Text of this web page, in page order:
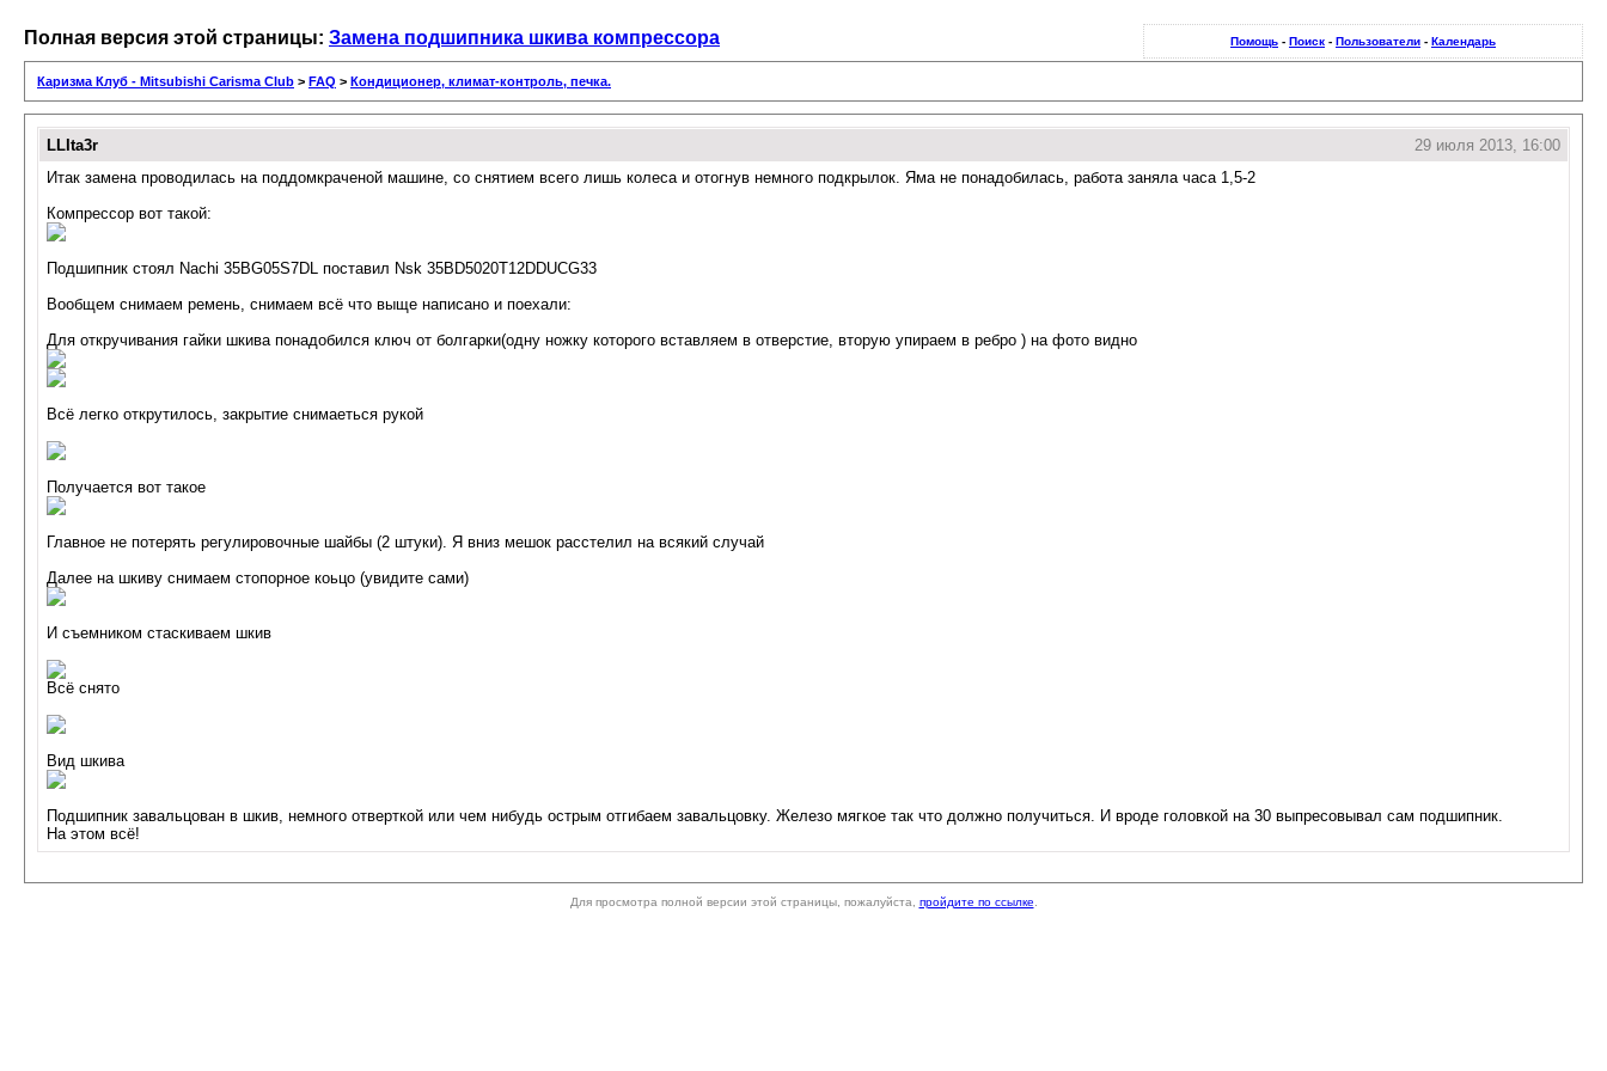
Помощь - Поиск - Пользователи - Календарь
Полная версия этой страницы: Замена подшипника шкива компрессора
Каризма Клуб - Mitsubishi Carisma Club > FAQ > Кондиционер, климат-контроль, печка.
LLIta3r
29 июля 2013, 16:00
Итак замена проводилась на поддомкраченой машине, со снятием всего лишь колеса и отогнув немного подкрылок. Яма не понадобилась, работа заняла часа 1,5-2
Компрессор вот такой:
Подшипник стоял Nachi 35BG05S7DL поставил Nsk 35BD5020T12DDUCG33
Вообщем снимаем ремень, снимаем всё что выще написано и поехали:
Для откручивания гайки шкива понадобился ключ от болгарки(одну ножку которого вставляем в отверстие, вторую упираем в ребро ) на фото видно
Всё легко открутилось, закрытие снимаеться рукой
Получается вот такое
Главное не потерять регулировочные шайбы (2 штуки). Я вниз мешок расстелил на всякий случай
Далее на шкиву снимаем стопорное коьцо (увидите сами)
И съемником стаскиваем шкив
Всё снято
Вид шкива
Подшипник завальцован в шкив, немного отверткой или чем нибудь острым отгибаем завальцовку. Железо мягкое так что должно получиться. И вроде головкой на 30 выпресовывал сам подшипник.
На этом всё!
Для просмотра полной версии этой страницы, пожалуйста, пройдите по ссылке